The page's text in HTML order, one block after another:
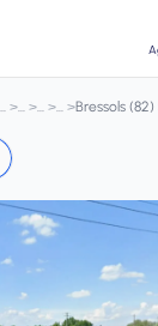
> > > >Bressols (82)